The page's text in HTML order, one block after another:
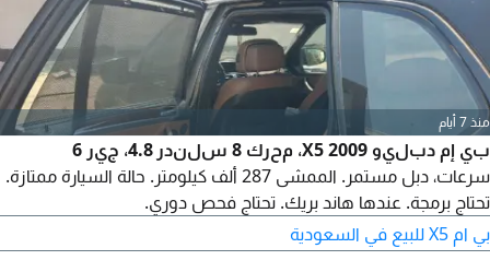
منذ 7 أيام
بي إم دبليو X5 2009، محرك 8 سلندر 4.8، جير 6
سرعات، دبل مستمر. الممشى 287 ألف كيلومتر. حالة السيارة ممتازة.
تحتاج برمجة. عندها هاند بريك. تحتاج فحص دوري.
بي ام X5 للبيع في السعودية